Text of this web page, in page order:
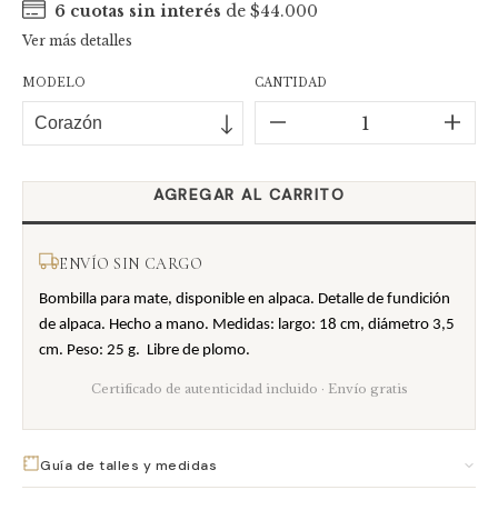
6cuotas sin interés de $44.000
Ver más detalles
MODELO CANTIDAD
ENVÍO SIN CARGO
Bombilla para mate, disponible en alpaca. Detalle de fundición
de alpaca. Hecho a mano. Medidas: largo: 18 cm, diámetro 3,5
cm. Peso: 25 g. Libre de plomo.
Certificado de autenticidad incluido · Envío gratis
Guía de talles y medidas